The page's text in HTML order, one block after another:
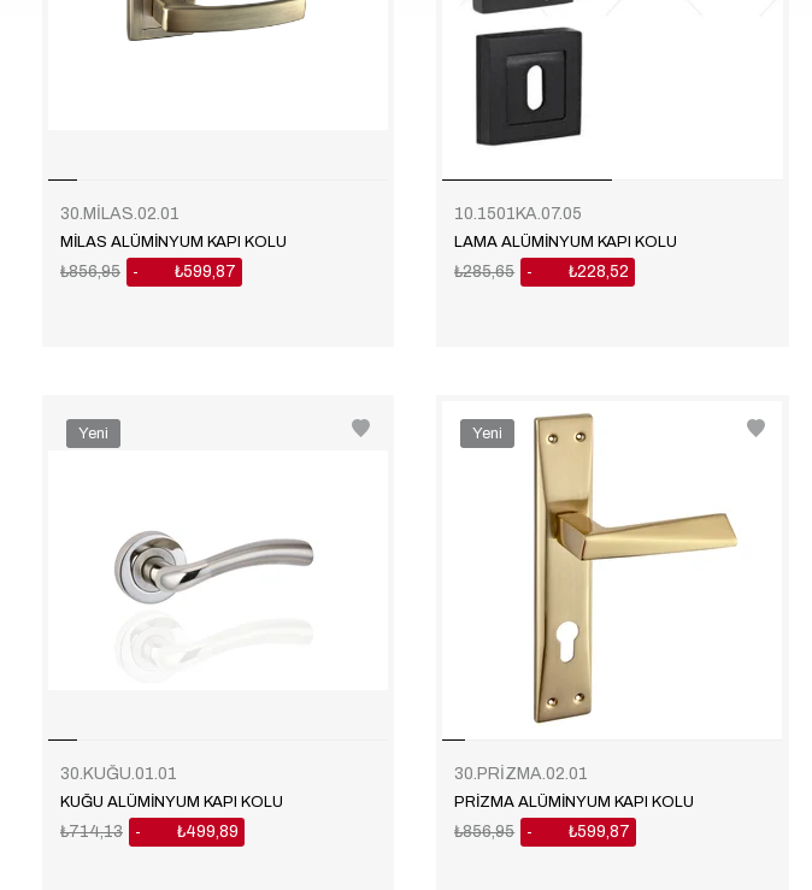
30.MİLAS.02.01
MİLAS ALÜMİNYUM KAPI KOLU
₺599,87
₺856,95
10.1501KA.07.05
LAMA ALÜMİNYUM KAPI KOLU
₺228,52
₺285,65
30.KUĞU.01.01
KUĞU ALÜMİNYUM KAPI KOLU
₺499,89
₺714,13
Yeni
30.PRİZMA.02.01
PRİZMA ALÜMİNYUM KAPI KOLU
₺599,87
₺856,95
Yeni